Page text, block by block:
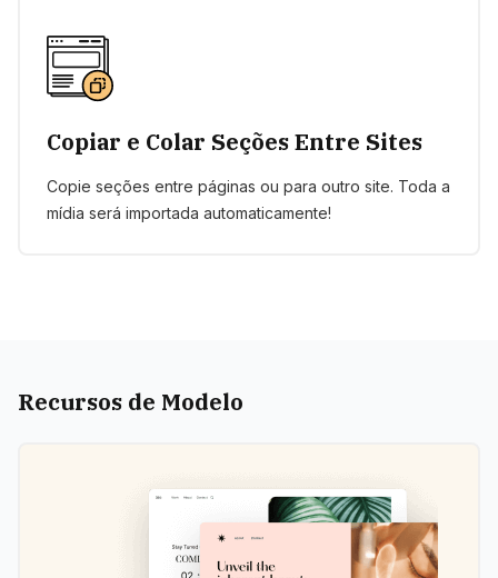
Copiar e Colar Seções Entre Sites
Copie seções entre páginas ou para outro site. Toda a
mídia será importada automaticamente!
Recursos de Modelo